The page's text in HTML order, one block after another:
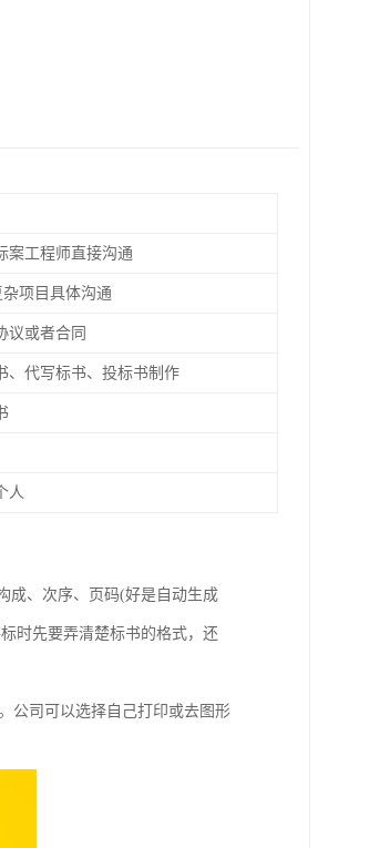
案工程师直接沟通
杂项目具体沟通
议或者合同
、代写标书、投标书制作
人
成、次序、页码(好是自动生成
时先要弄清楚标书的格式，还
公司可以选择自己打印或去图形